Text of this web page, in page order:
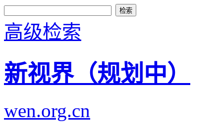
高级检索
新视界（规划中）
wen.org.cn